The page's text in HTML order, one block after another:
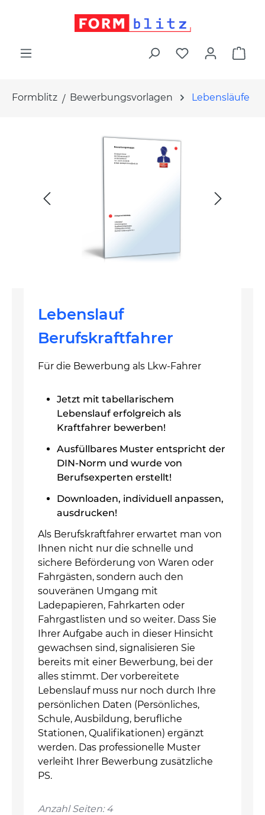
Formblitz Bewerbungsvorlagen Lebensläufe
Lebenslauf
Berufskraftfahrer
Für die Bewerbung als Lkw-Fahrer
Jetzt mit tabellarischem
Lebenslauf erfolgreich als
Kraftfahrer bewerben!
Ausfüllbares Muster entspricht der
DIN-Norm und wurde von
Berufsexperten erstellt!
Downloaden, individuell anpassen,
ausdrucken!
Als Berufskraftfahrer erwartet man von
Ihnen nicht nur die schnelle und
sichere Beförderung von Waren oder
Fahrgästen, sondern auch den
souveränen Umgang mit
Ladepapieren, Fahrkarten oder
Fahrgastlisten und so weiter. Dass Sie
Ihrer Aufgabe auch in dieser Hinsicht
gewachsen sind, signalisieren Sie
bereits mit einer Bewerbung, bei der
alles stimmt. Der vorbereitete
Lebenslauf muss nur noch durch Ihre
persönlichen Daten (Persönliches,
Schule, Ausbildung, berufliche
Stationen, Qualifikationen) ergänzt
werden. Das professionelle Muster
verleiht Ihrer Bewerbung zusätzliche
PS.
Anzahl Seiten: 4